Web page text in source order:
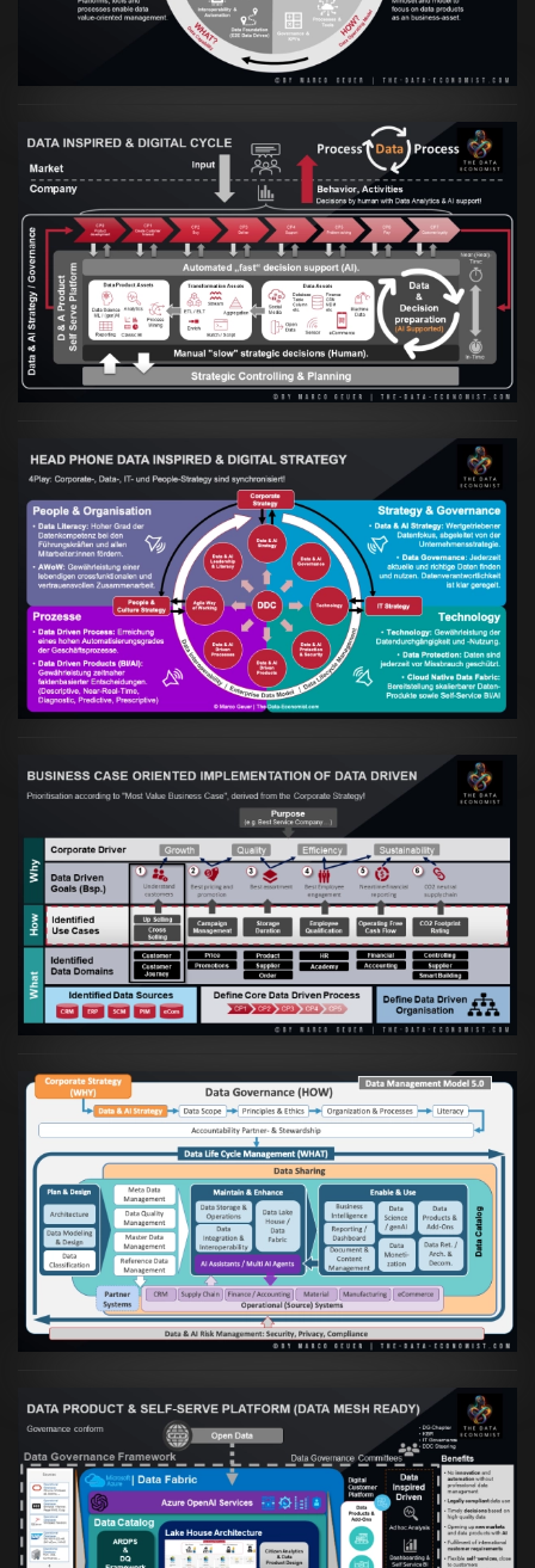
Artikel:Prozesse und Daten müssen Hand
in Hand gehen
VIEW
Artikel:Kennst Du schon die "Head Phone
Data Driven Strategy"?
VIEW
Artikel:
Business Case orientierte
Etablierung einer Data Driven Company
VIEW
Artikel:Die moderne Architektur für
Daten- und KI-orientierte Unternehmen
VIEW
Artikel:Warum eine Data Governance
orientierte Data Fabric essenziell für
skalierbare qualitative Datenprodukte ist